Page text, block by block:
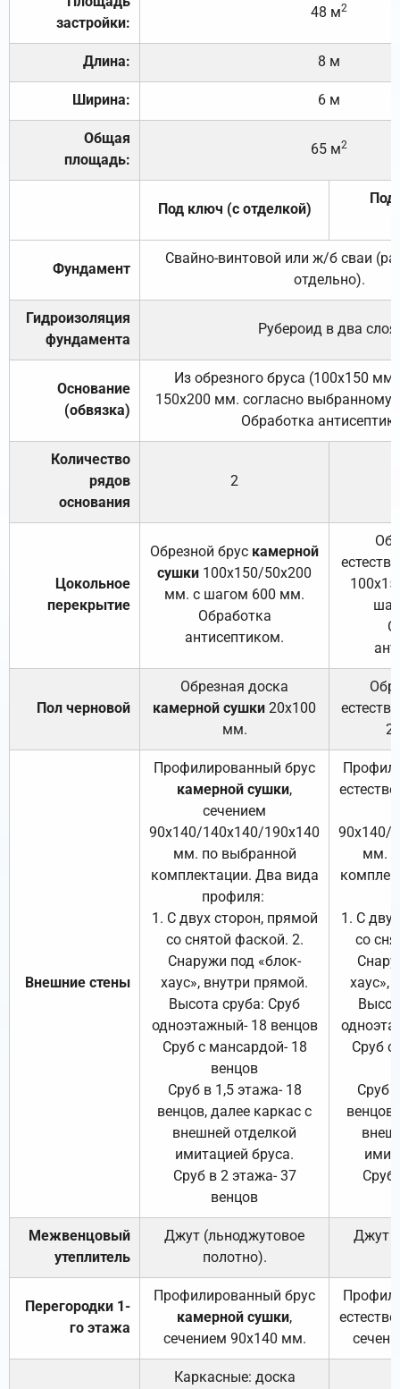
застройки:
48 м2
Длина: 8 м
Ширина: 6 м
Общая
площадь:
65 м2
Под ключ (с отделкой)
Под
Фундамент
Свайно-винтовой или ж/б сваи
отдельно).
Гидроизоляция
фундамента
Рубероид в два слоя.
Основание
(обвязка)
Из обрезного бруса (100х150
150х200 мм. согласно выбранному
Обработка
Количество
рядов
основания
2
Цокольное
перекрытие
Обрезной брус камерной
сушки 100х150/50х200
мм. с шагом 600 мм.
Обработка
антисептиком.
Пол черновой
Обрезная доска
камерной сушки 20х100
мм.
Внешние стены
Профилированный брус
камерной сушки,
сечением
90х140/140х140/190х140
мм. по выбранной
комплектации. Два вида
профиля:
1. С двух сторон, прямой
со снятой фаской. 2.
Снаружи под «блок-
хаус», внутри прямой.
Высота сруба: Сруб
одноэтажный- 18 венцов
Сруб с мансардой- 18
венцов
Сруб в 1,5 этажа- 18
венцов, далее каркас с
внешней отделкой
имитацией бруса.
Сруб в 2 этажа- 37
венцов
90х140/
мм.
1. С
со
хаус»,
Сруб с
Сруб
Сруб
Межвенцовый
утеплитель
Джут (льноджутовое
полотно).
Джут
Перегородки 1-
го этажа
Профилированный брус
камерной сушки,
сечением 90х140 мм.
Каркасные: доска